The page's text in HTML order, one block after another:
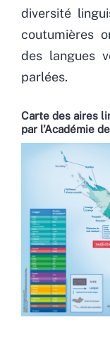
diversité
coutumières
des langues
parlées.
Carte des aires
par l’Académie